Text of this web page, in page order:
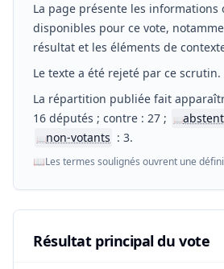
La page présente les informations
disponibles pour ce vote,
résultat et les éléments de
Le texte a été rejeté par ce scrutin.
La répartition publiée fait
16 députés ; contre : 27 ;
📖
📖non-votants : 3.
📖Les termes soulignés ouvrent une
Résultat principal du vote